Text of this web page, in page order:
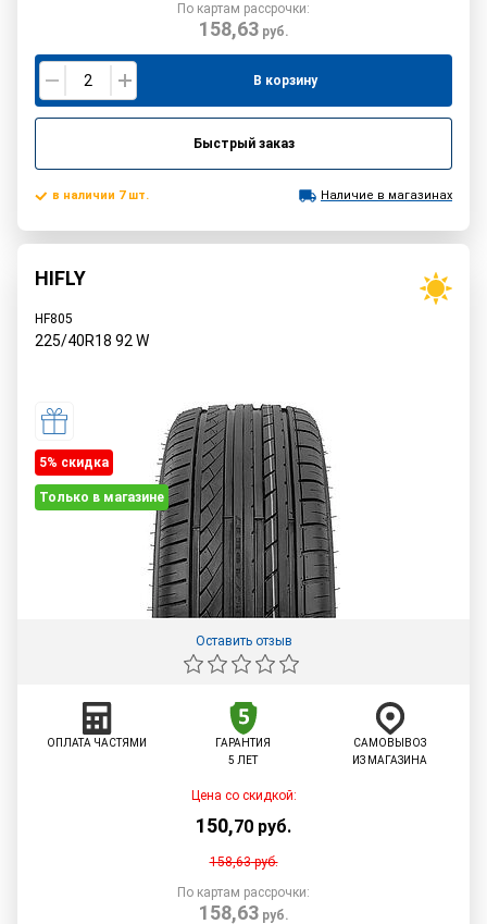
По картам рассрочки:
158,63руб.
В корзину
Быстрый заказ
в наличии 7 шт. Наличие в магазинах
HIFLY
HF805
225/40R18 92 W
5% cкидка
Только в магазине
Оставить отзыв
ОПЛАТА ЧАСТЯМИ
ГАРАНТИЯ
5 ЛЕТ
САМОВЫВОЗ
ИЗ МАГАЗИНА
Цена со скидкой:
150,70 руб.
158,63руб.
По картам рассрочки:
158,63руб.